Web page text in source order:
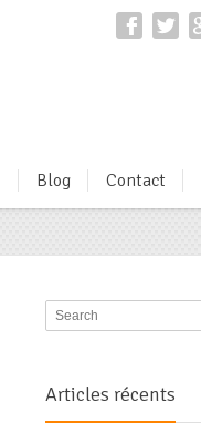
Blog Contact
Articles récents